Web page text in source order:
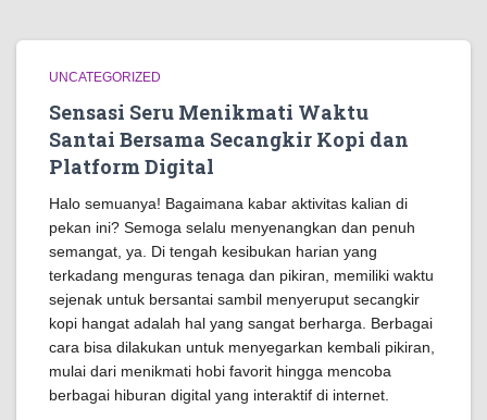
UNCATEGORIZED
Sensasi Seru Menikmati Waktu
Santai Bersama Secangkir Kopi dan
Platform Digital
Halo semuanya! Bagaimana kabar aktivitas kalian di
pekan ini? Semoga selalu menyenangkan dan penuh
semangat, ya. Di tengah kesibukan harian yang
terkadang menguras tenaga dan pikiran, memiliki waktu
sejenak untuk bersantai sambil menyeruput secangkir
kopi hangat adalah hal yang sangat berharga. Berbagai
cara bisa dilakukan untuk menyegarkan kembali pikiran,
mulai dari menikmati hobi favorit hingga mencoba
berbagai hiburan digital yang interaktif di internet.